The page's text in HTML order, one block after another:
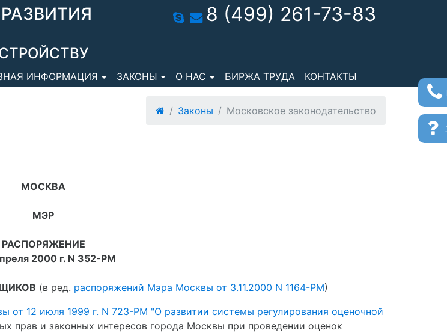
8 (499) 261-73-83
ИНФОРМАЦИЯ ЗАКОНЫ О НАС БИРЖА ТРУДА КОНТАКТЫ
Законы Московское законодательство
МОСКВА
МЭР
РАСПОРЯЖЕНИЕ
2000 г. N 352-РМ
(в ред. распоряжений Мэра Москвы от 3.11.2000 N 1164-РМ)
от 12 июля 1999 г. N 723-РМ "О развитии системы регулирования оценочной
прав и законных интересов города Москвы при проведении оценок